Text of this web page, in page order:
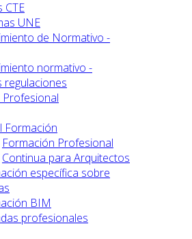
CTE
UNE
de Normativo -
normativo -
regulaciones
Formación
Formación Profesional
Continua para Arquitectos
específica sobre
BIM
profesionales